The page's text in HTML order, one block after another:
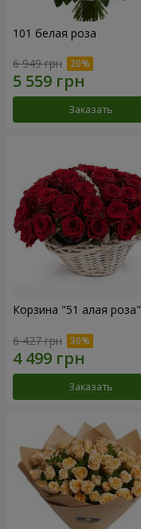
101 белая роза
6 949 грн
Заказать
Корзина "51 алая роза"
6 427 грн
Заказать